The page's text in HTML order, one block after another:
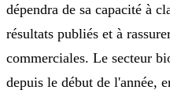
dépendra de sa capacité à
résultats publiés et à
commerciales. Le secteur
depuis le début de l'année,